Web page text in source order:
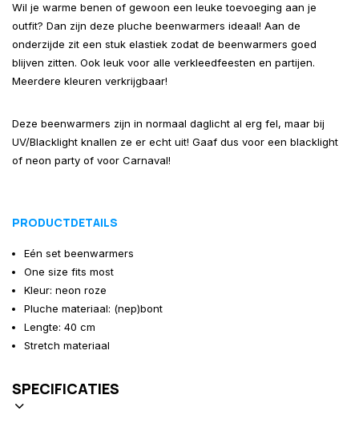
Wil je warme benen of gewoon een leuke toevoeging aan je
outfit? Dan zijn deze pluche beenwarmers ideaal! Aan de
onderzijde zit een stuk elastiek zodat de beenwarmers goed
blijven zitten. Ook leuk voor alle verkleedfeesten en partijen.
Meerdere kleuren verkrijgbaar!
Deze beenwarmers zijn in normaal daglicht al erg fel, maar bij
UV/Blacklight knallen ze er echt uit! Gaaf dus voor een blacklight
of neon party of voor Carnaval!
PRODUCTDETAILS
Eén set beenwarmers
One size fits most
Kleur: neon roze
Pluche materiaal: (nep)bont
Lengte: 40 cm
Stretch materiaal
SPECIFICATIES